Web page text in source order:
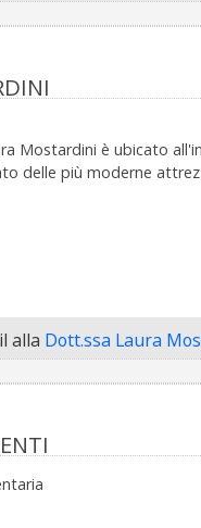
Mostardini è ubicato
delle più moderne
alla Dott.ssa Laura